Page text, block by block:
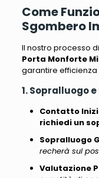
Come
Sgombero
Il nostro processo di
Porta Monforte
garantire
1. Sopralluogo
Contatto
richiedi un
Sopralluogo
recherà sul
Valutazione